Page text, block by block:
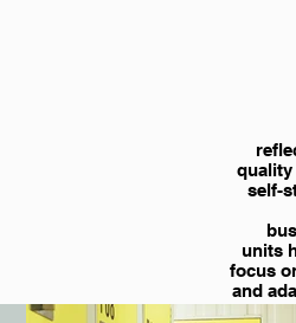
quality
self-
units
focus
and